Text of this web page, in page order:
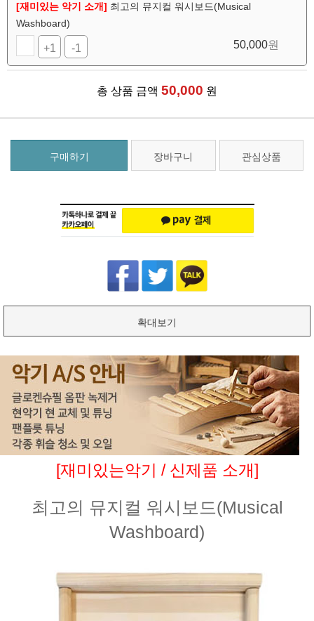
[재미있는 악기 소개] 최고의 뮤지컬 워시보드(Musical
Washboard)
+1 -1 50,000원
총 상품 금액 50,000 원
구매하기 장바구니 관심상품
확대보기
[재미있는악기 / 신제품 소개]
최고의 뮤지컬 워시보드(Musical
Washboard)